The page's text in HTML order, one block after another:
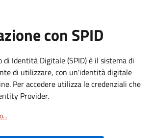
con SPID
di Identità Digitale (SPID) è il sistema di
di utilizzare, con un'identità digitale
Per accedere utilizza le credenziali che
Provider.